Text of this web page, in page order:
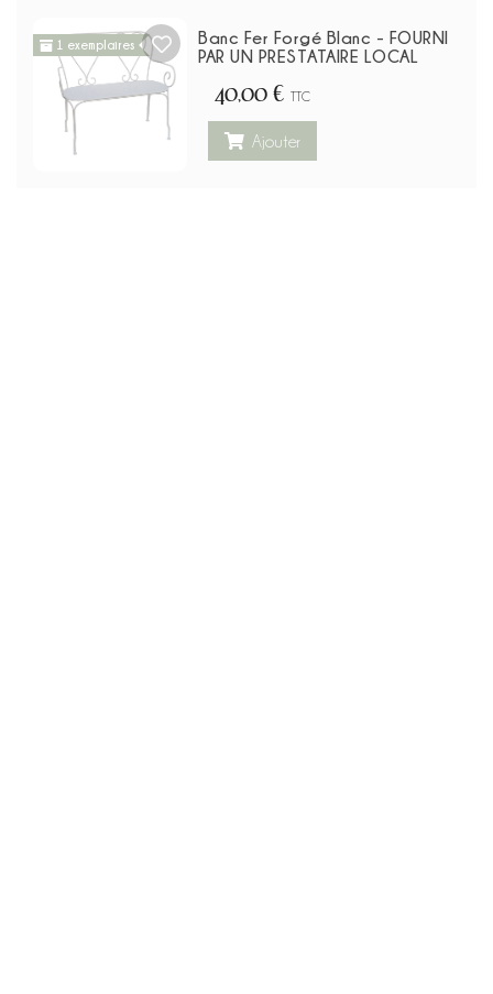
1 exemplaires
Banc Fer Forgé Blanc - FOURNI
PAR UN PRESTATAIRE LOCAL
40,00 € TTC
Ajouter